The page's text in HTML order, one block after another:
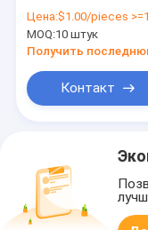
теплоснабжение
топливное масло
шланг резиновый
Цена:$1.00/pieces >=10
MOQ:10 штук
Контакт